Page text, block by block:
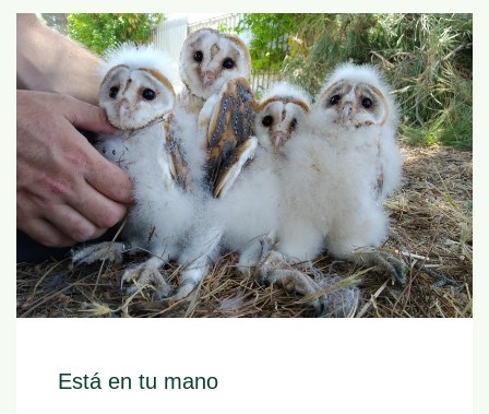
Está en tu mano